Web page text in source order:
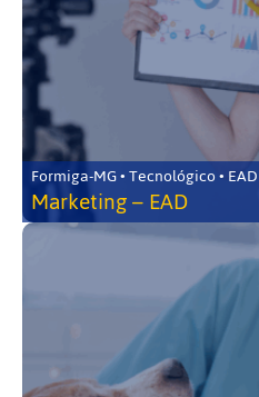
Formiga-MG • Tecnológico • EAD
Marketing – EAD